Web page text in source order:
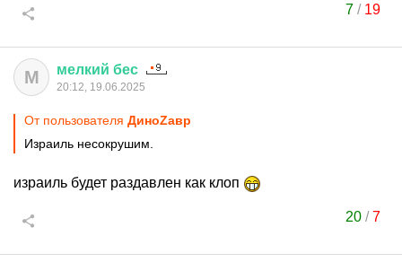
7 / 19
М мелкий бес
20:12, 19.06.2025
От пользователя ДиноZавp
Израиль несокрушим.
израиль будет раздавлен как клоп
20 /7